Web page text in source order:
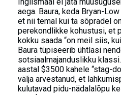
aega. Baura, keda Bryan-
et nii temal kui ta sõpradel
perekondlikke kohustusi, et
kokku saada “on meil siis,
Baura tüpiseerib ühtlasi
sotsiaalmajanduslikku
aastal $3500 kahele “stag-
välja arvestanud, et
kulutavad pidu-nädalalõpu